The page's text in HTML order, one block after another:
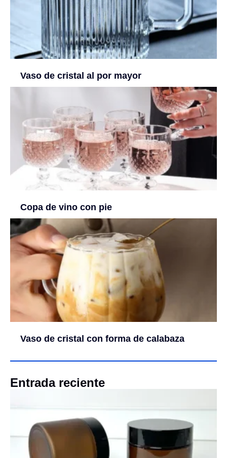
Vaso de cristal al por mayor
Copa de vino con pie
Vaso de cristal con forma de calabaza
Entrada reciente